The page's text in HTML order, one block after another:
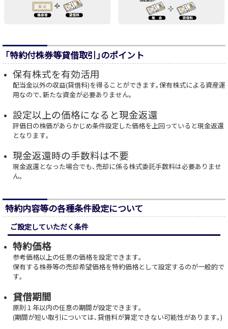
｢特約付株券等貸借取引｣のポイント
保有株式を有効活用
配当金以外の収益(貸借料)を得ることができます｡保有株式による資産運
用なので､新たな資金が必要ありません｡
設定以上の価格になると現金返還
評価日の株価があらかじめ条件設定した価格を上回っていると現金返還
となります｡
現金返還時の手数料は不要
現金返還となった場合でも､売却に係る株式委託手数料は必要ありませ
ん｡
特約内容等の各種条件設定について
ご設定していただく条件
特約価格
参考価格以上の任意の価格を設定できます｡
保有する株券等の売却希望価格を特約価格として設定するのが一般的で
す｡
貸借期間
原則１年以内の任意の期間が設定できます｡
(期間が短い取引については､貸借料が算定できない可能性があります｡)